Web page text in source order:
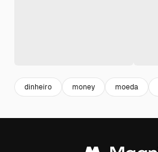
dinheiro money moeda